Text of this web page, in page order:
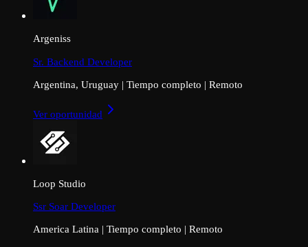
Argeniss
Sr. Backend Developer
Argentina, Uruguay | Tiempo completo | Remoto
Ver oportunidad
Loop Studio
Ssr Soar Developer
America Latina | Tiempo completo | Remoto